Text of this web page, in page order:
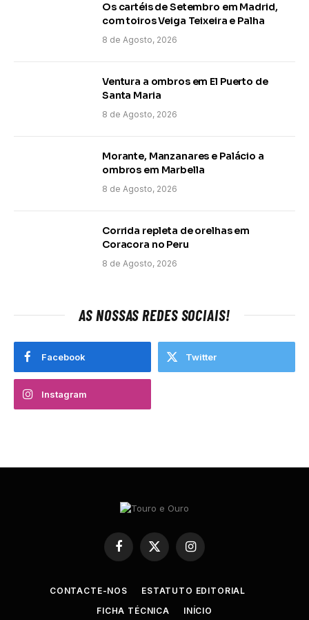
Os cartéis de Setembro em Madrid,
com toiros Veiga Teixeira e Palha
8 de Agosto, 2026
Ventura a ombros em El Puerto de
Santa Maria
8 de Agosto, 2026
Morante, Manzanares e Palácio a
ombros em Marbella
8 de Agosto, 2026
Corrida repleta de orelhas em
Coracora no Peru
8 de Agosto, 2026
AS NOSSAS REDES SOCIAIS!
Facebook Twitter
Instagram
Facebook
X
Instagram
CONTACTE-NOS
ESTATUTO EDITORIAL
FICHA TÉCNICA
INÍCIO